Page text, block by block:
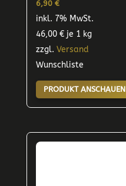
6,90 €
inkl. 7% MwSt.
46,00 €je 1 kg
zzgl. Versand
Wunschliste
PRODUKT ANSCHAUEN